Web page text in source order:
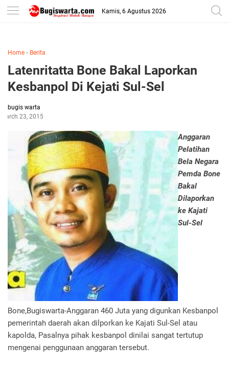
-->
Kamis, 6 Agustus 2026
Home › Berita
Latenritatta Bone Bakal Laporkan
Kesbanpol Di Kejati Sul-Sel
bugis warta
March 23, 2015
Anggaran
Pelatihan
Bela Negara
Pemda Bone
Bakal
Dilaporkan
ke Kajati
Sul-Sel
Bone,Bugiswarta-Anggaran 460 Juta yang digunkan Kesbanpol
pemerintah daerah akan dilporkan ke Kajati Sul-Sel atau
kapolda, Pasalnya pihak kesbanpol dinilai sangat tertutup
mengenai penggunaan anggaran tersebut.